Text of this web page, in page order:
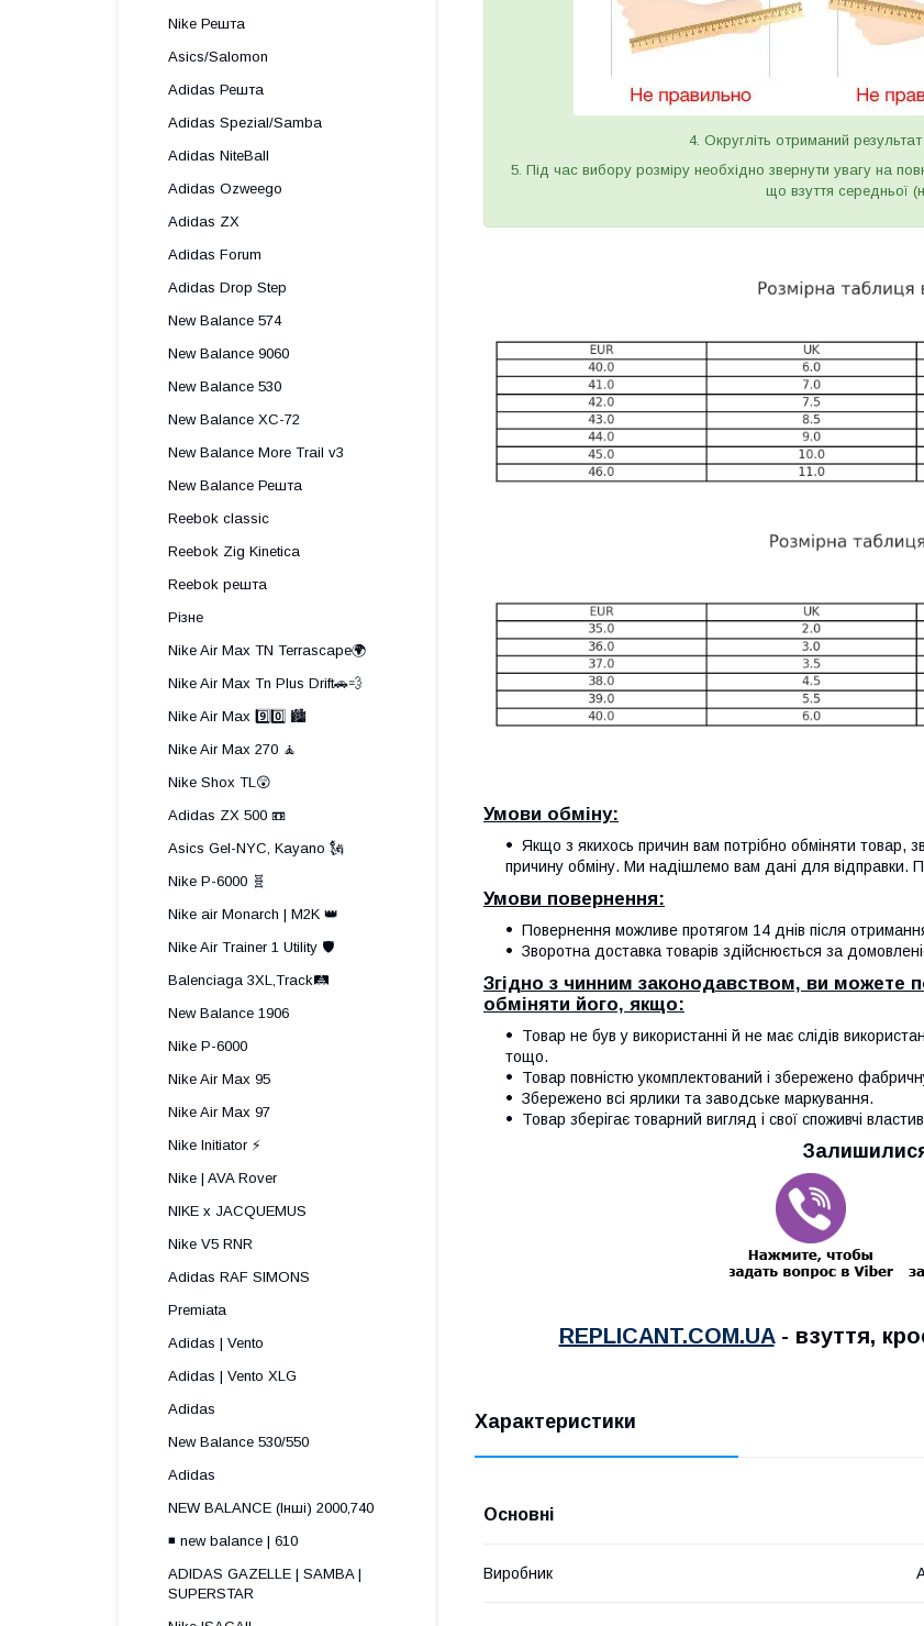
4. Округліть отриманий результат
5. Під час вибору розміру необхідно звернути увагу на
що взуття середньої
Умови обміну:
Якщо з якихось причин вам потрібно обміняти товар,
причину обміну. Ми надішлемо вам дані для відправки.
Умови повернення:
Повернення можливе протягом 14 днів після
Зворотна доставка товарів здійснюється за
Згідно з чинним законодавством, ви можете
обміняти його, якщо:
Товар не був у використанні й не має слідів
тощо.
Товар повністю укомплектований і збережено
Збережено всі ярлики та заводське маркування.
Товар зберігає товарний вигляд і свої споживчі
REPLICANT.COM.UA - взуття,
Характеристики
Основні
Виробник
Nike Решта
Asics/Salomon
Adidas Решта
Adidas Spezial/Samba
Adidas NiteBall
Adidas Ozweego
Adidas ZX
Adidas Forum
Adidas Drop Step
New Balance 574
New Balance 9060
New Balance 530
New Balance XC-72
New Balance More Trail v3
New Balance Решта
Reebok classic
Reebok Zig Kinetica
Reebok решта
Різне
Nike Air Max TN Terrascape🌍
Nike Air Max Tn Plus Drift🚗💨
Nike Air Max 9️⃣0️⃣ 🏙️
Nike Air Max 270 🧘
Nike Shox TL😲
Adidas ZX 500 📼
Asics Gel-NYC, Kayano 🗽
Nike P-6000 🧬
Nike air Monarch | M2K 👑
Nike Air Trainer 1 Utility 🛡️
Balenciaga 3XL,Track🛤️
New Balance 1906
Nike P-6000
Nike Air Max 95
Nike Air Max 97
Nike Initiator ⚡️
Nike | AVA Rover
NIKE x JACQUEMUS
Nike V5 RNR
Adidas RAF SIMONS
Premiata
Adidas | Vento
Adidas | Vento XLG
Adidas
New Balance 530/550
Adidas
NEW BALANCE (Інші) 2000,740
◾️ new balance | 610
ADIDAS GAZELLE | SAMBA |
SUPERSTAR